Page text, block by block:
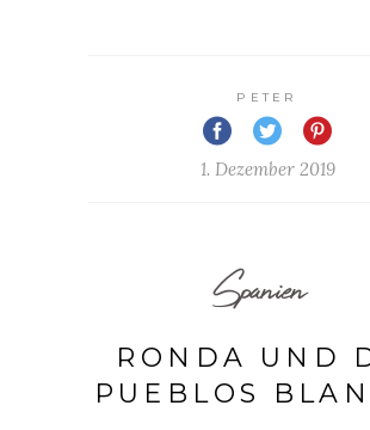
PETER
1. Dezember 2019
Spanien
RONDA UND
PUEBLOS